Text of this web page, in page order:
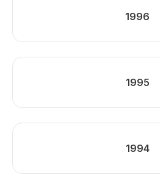
1996
1995
1994